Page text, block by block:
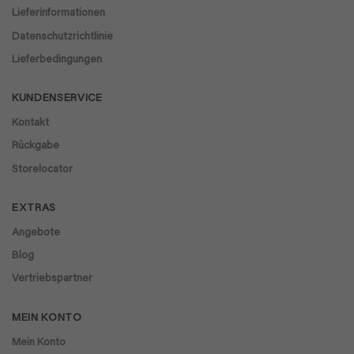
Lieferinformationen
Datenschutzrichtlinie
Lieferbedingungen
KUNDENSERVICE
Kontakt
Rückgabe
Storelocator
EXTRAS
Angebote
Blog
Vertriebspartner
MEIN KONTO
Mein Konto